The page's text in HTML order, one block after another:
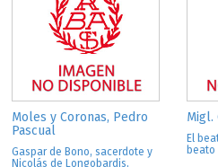
Moles y Coronas, Pedro
Pascual
Gaspar de Bono, sacerdote y
Nicolás de Longobardis,
Migl.
El
beato